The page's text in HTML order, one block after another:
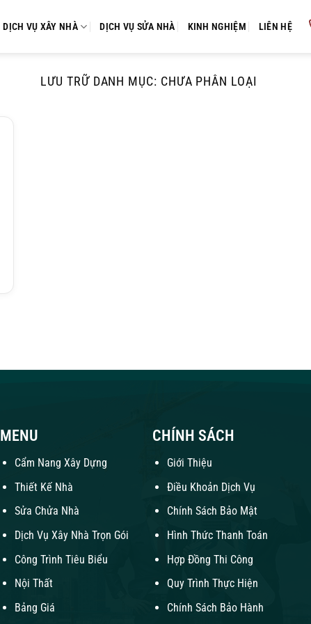
DỊCH VỤ XÂY NHÀ DỊCH VỤ SỬA NHÀ KINH NGHIỆM LIÊN HỆ
LƯU TRỮ DANH MỤC: CHƯA PHÂN LOẠI
MENU
Cẩm Nang Xây Dựng
Thiết Kế Nhà
Sửa Chửa Nhà
Dịch Vụ Xây Nhà Trọn Gói
Công Trình Tiêu Biểu
Nội Thất
Bảng Giá
CHÍNH SÁCH
Giới Thiệu
Điều Khoản Dịch Vụ
Chính Sách Bảo Mật
Hình Thức Thanh Toán
Hợp Đồng Thi Công
Quy Trình Thực Hiện
Chính Sách Bảo Hành